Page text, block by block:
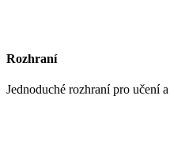
Rozhraní
Jednoduché rozhraní pro učení